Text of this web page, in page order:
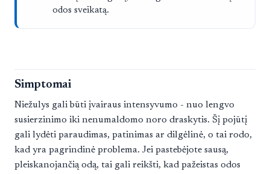
odos sveikatą.
Simptomai
Niežulys gali būti įvairaus intensyvumo - nuo lengvo
susierzinimo iki nenumaldomo noro draskytis. Šį pojūtį
gali lydėti paraudimas, patinimas ar dilgėlinė, o tai rodo,
kad yra pagrindinė problema. Jei pastebėjote sausą,
pleiskanojančią odą, tai gali reikšti, kad pažeistas odos